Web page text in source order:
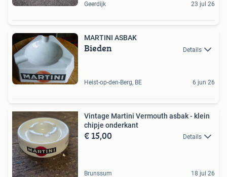
Geerdijk 23 jul 26
MARTINI ASBAK
Bieden Details
Heist-op-den-Berg, BE 6 jun 26
Vintage Martini Vermouth asbak - klein
chipje onderkant
€ 15,00 Details
Brunssum 18 jul 26